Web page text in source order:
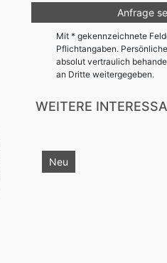
Mit * gekennzeichnete
Pflichtangaben.
absolut vertraulich
an Dritte weitergegeben.
WEITERE
Neu